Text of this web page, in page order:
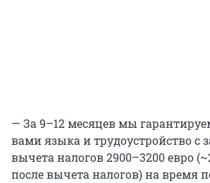
— За 9–12 месяцев мы
вами языка и трудоустройство с
вычета налогов 2900–3200 евро
после вычета налогов) на время